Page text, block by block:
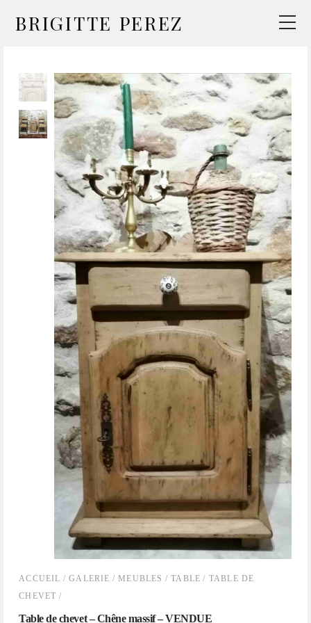
BRIGITTE PEREZ
ACCUEIL /GALERIE /MEUBLES /TABLE / TABLE DE
CHEVET /
Table de chevet – Chêne massif – VENDUE